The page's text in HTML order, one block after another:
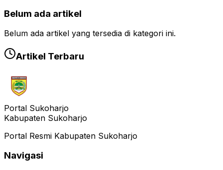
Belum ada artikel
Belum ada artikel yang tersedia di kategori ini.
Artikel Terbaru
Portal Sukoharjo
Kabupaten Sukoharjo
Portal Resmi Kabupaten Sukoharjo
Navigasi